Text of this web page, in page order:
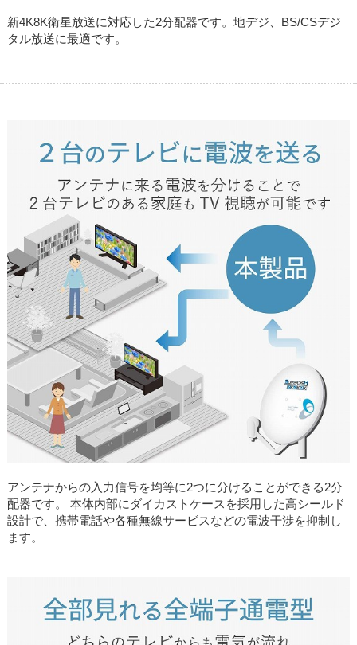
新4K8K衛星放送に対応した2分配器です。地デジ、BS/CSデジ
タル放送に最適です。
アンテナからの入力信号を均等に2つに分けることができる2分
配器です。 本体内部にダイカストケースを採用した高シールド
設計で、携帯電話や各種無線サービスなどの電波干渉を抑制し
ます。